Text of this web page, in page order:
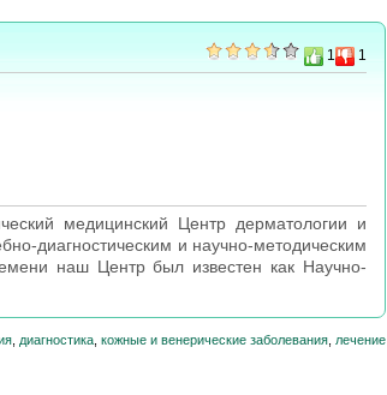
1 1
медицинский Центр дерматологии и
диагностическим и научно-методическим
наш Центр был известен как Научно-
диагностика кожные и венерические заболевания лечение